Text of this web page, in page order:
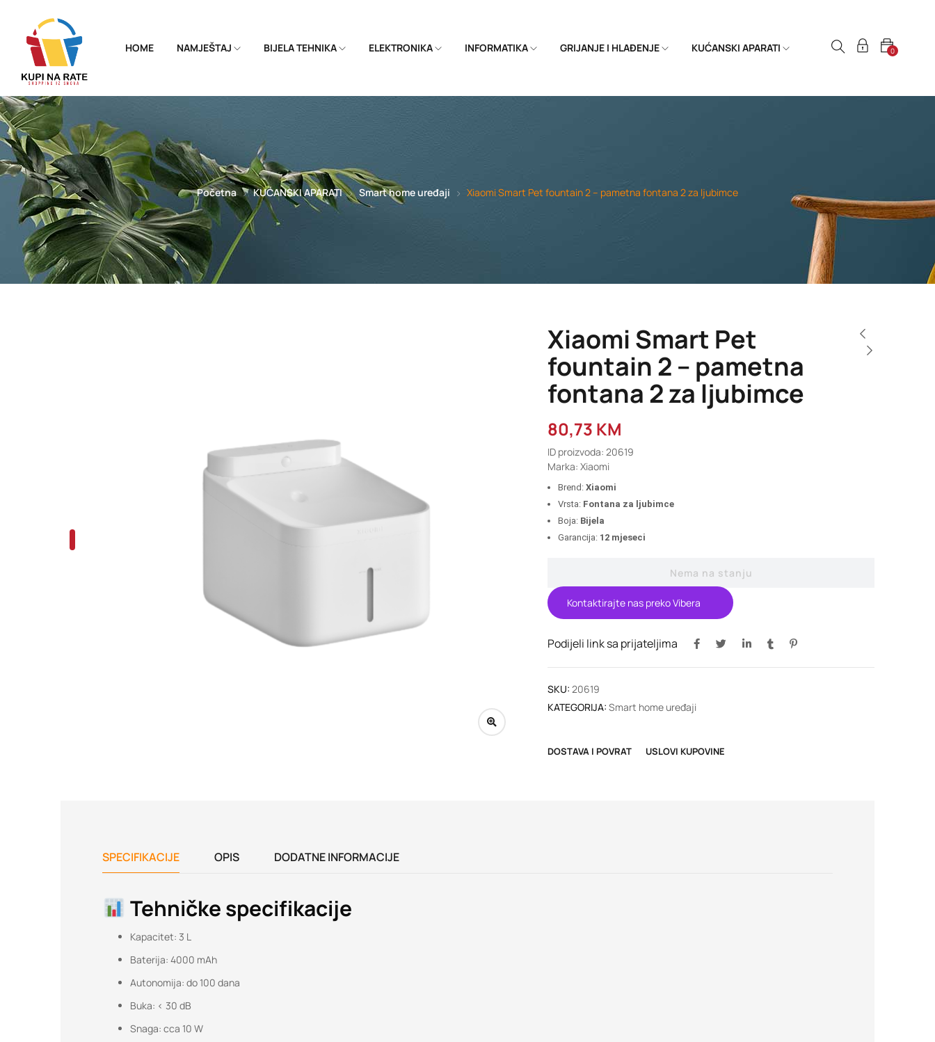
HOME NAMJEŠTAJ BIJELA TEHNIKA ELEKTRONIKA INFORMATIKA GRIJANJE I HLAĐENJE KUĆANSKI APARATI 0
Početna KUĆANSKI APARATI Smart home uređaji Xiaomi Smart Pet fountain 2 – pametna fontana 2 za ljubimce
Xiaomi Smart Pet
fountain 2 – pametna
fontana 2 za ljubimce
80,73 KM
ID proizvoda: 20619
Marka: Xiaomi
Brend: Xiaomi
Vrsta: Fontana za ljubimce
Boja: Bijela
Garancija: 12 mjeseci
Nema na stanju
Kontaktirajte nas preko Vibera
Podijeli link sa prijateljima
SKU: 20619
KATEGORIJA: Smart home uređaji
DOSTAVA I POVRAT USLOVI KUPOVINE
SPECIFIKACIJE OPIS DODATNE INFORMACIJE
Tehničke specifikacije
Kapacitet: 3 L
Baterija: 4000 mAh
Autonomija: do 100 dana
Buka: < 30 dB
Snaga: cca 10 W